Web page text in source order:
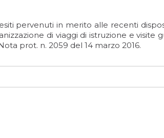
pervenuti in merito alle recenti
di viaggi di istruzione e visite
prot. n. 2059 del 14 marzo 2016.